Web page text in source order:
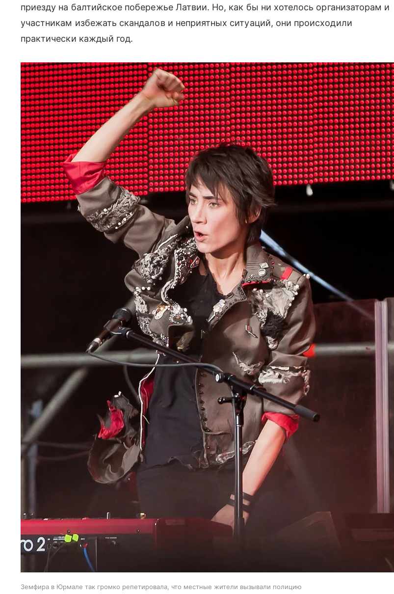
приезду на балтийское побережье Латвии. Но, как бы ни хотелось организаторам и
участникам избежать скандалов и неприятных ситуаций, они происходили
практически каждый год.
Земфира в Юрмале так громко репетировала, что местные жители вызывали полицию